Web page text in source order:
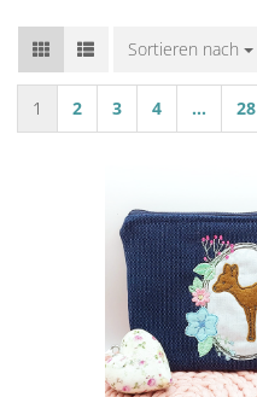
Sortieren nach
Sortieren nach
1 2 3 4 ... 28